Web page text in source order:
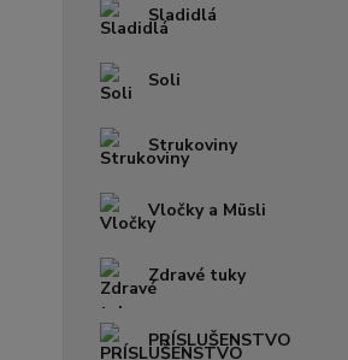
Sladidlá
Soli
Strukoviny
Vločky a Müsli
Zdravé tuky
PRÍSLUŠENSTVO